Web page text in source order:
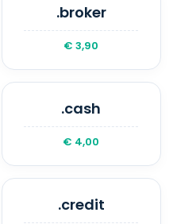
.broker
€ 3,90
.cash
€ 4,00
.credit